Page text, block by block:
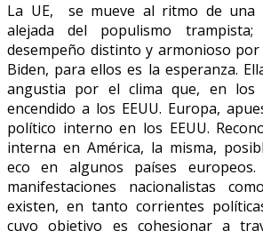
La UE, se mueve al ritmo de una
alejada del populismo
desempeño distinto y armonioso por
Biden, para ellos es la esperanza.
angustia por el clima que, en
encendido a los EEUU. Europa,
político interno en los EEUU.
interna en América, la misma,
eco en algunos países
manifestaciones nacionalistas
existen, en tanto corrientes
cuyo objetivo es cohesionar a